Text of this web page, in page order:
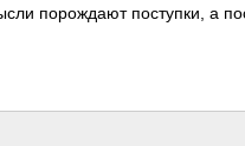
поро­ждают пост­упки, а